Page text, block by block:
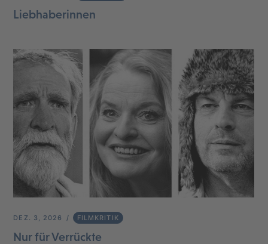
Liebhaberinnen
DEZ. 3, 2026 FILMKRITIK
Nur für Verrückte